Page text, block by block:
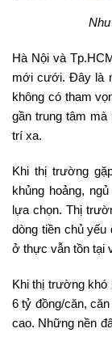
Hà Nội và
mới cưới. Đây là
không có tham
gần trung tâm
trí xa.
Khi thị trường
khủng hoảng,
lựa chọn. Thị
dòng tiền chủ yếu
ở thực vẫn tồn tại
Khi thị trường khó
6 tỷ đồng/căn,
cao. Những nền